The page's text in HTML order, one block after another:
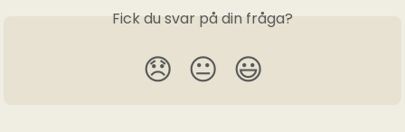
Fick du svar på din fråga?
😞 😐 😃